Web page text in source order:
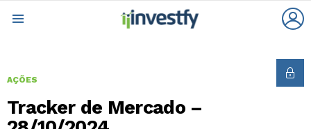
AÇÕES
Tracker de Mercado –